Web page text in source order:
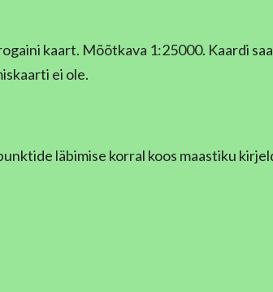
kaart. Mõõtkava 1:25000. Kaardi
ei ole.
läbimise korral koos maastiku